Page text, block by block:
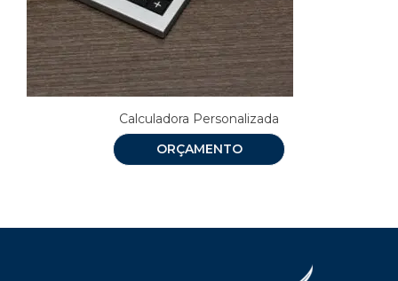
Calculadora Personalizada
ORÇAMENTO